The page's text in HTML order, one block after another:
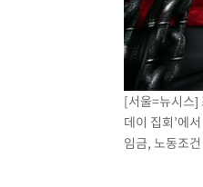
[서울=뉴시스]
데이 집회’에
임금, 노동조